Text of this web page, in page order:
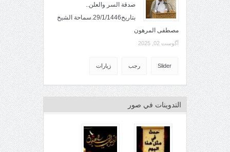
صدقة السر والعلن..
بتاريخ29/1/1446.سماحة الشيخ
مصطفى المرهون
آگوست 02, 2025
Slider رجب زيارات
التدوينات في صور